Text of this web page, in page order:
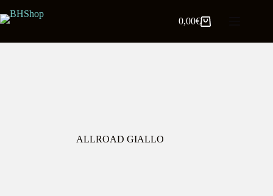
0,00€
ALLROAD GIALLO